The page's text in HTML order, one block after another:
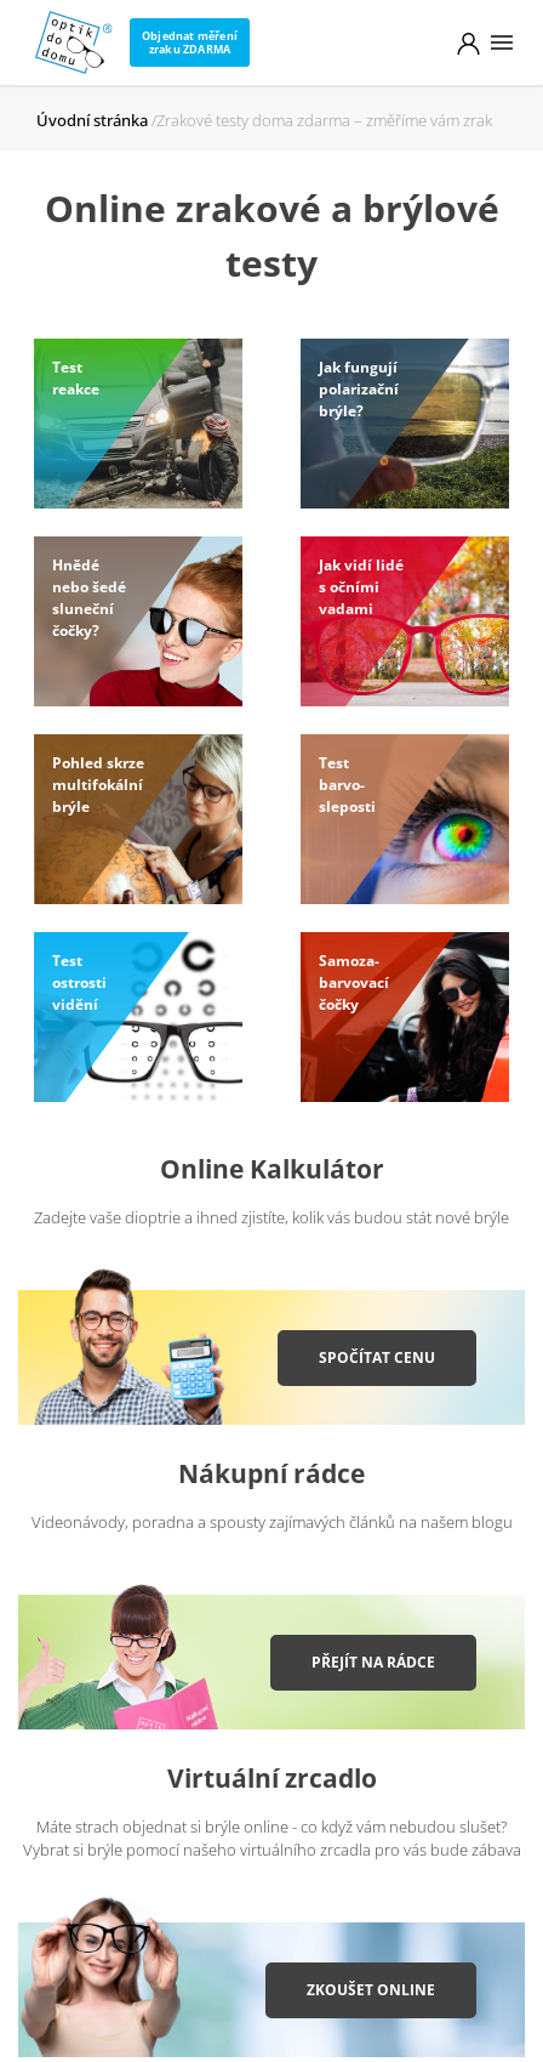
Objednat měření
zraku ZDARMA
Úvodní stránka Zrakové testy doma zdarma – změříme vám zrak
Online zrakové a brýlové
testy
Test
reakce
Jak fungují
polarizační
brýle?
Hnědé
nebo šedé
sluneční
čočky?
Jak vidí lidé
s očními
vadami
Pohled skrze
multifokální
brýle
Test
barvo-
sleposti
Test
ostrosti
vidění
Samoza-
barvovací
čočky
Online Kalkulátor
Zadejte vaše dioptrie a ihned zjistíte, kolik vás budou stát nové brýle
SPOČÍTAT CENU
Nákupní rádce
Videonávody, poradna a spousty zajímavých článků na našem blogu
PŘEJÍT NA RÁDCE
Virtuální zrcadlo
Máte strach objednat si brýle online - co když vám nebudou slušet?
Vybrat si brýle pomocí našeho virtuálního zrcadla pro vás bude zábava
ZKOUŠET ONLINE